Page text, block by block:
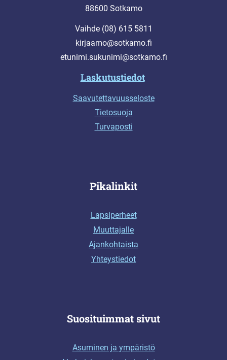
88600 Sotkamo
Vaihde (08) 615 5811
kirjaamo@sotkamo.fi
etunimi.sukunimi@sotkamo.fi
Laskutustiedot
Saavutettavuusseloste
Tietosuoja
Turvaposti
Pikalinkit
Lapsiperheet
Muuttajalle
Ajankohtaista
Yhteystiedot
Suosituimmat sivut
Asuminen ja ympäristö